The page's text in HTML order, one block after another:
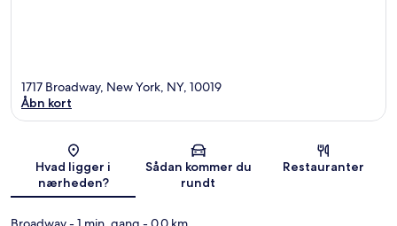
Kort
1717 Broadway, New York, NY, 10019
Åbn kort
Hvad ligger i
nærheden?
Sådan kommer du
rundt
Restauranter